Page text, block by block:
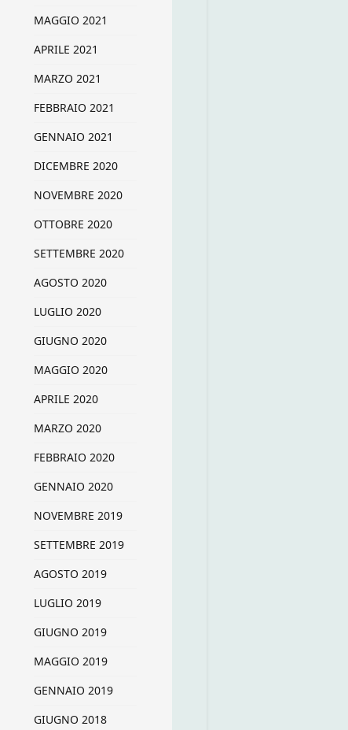
MAGGIO 2021
APRILE 2021
MARZO 2021
FEBBRAIO 2021
GENNAIO 2021
DICEMBRE 2020
NOVEMBRE 2020
OTTOBRE 2020
SETTEMBRE 2020
AGOSTO 2020
LUGLIO 2020
GIUGNO 2020
MAGGIO 2020
APRILE 2020
MARZO 2020
FEBBRAIO 2020
GENNAIO 2020
NOVEMBRE 2019
SETTEMBRE 2019
AGOSTO 2019
LUGLIO 2019
GIUGNO 2019
MAGGIO 2019
GENNAIO 2019
GIUGNO 2018